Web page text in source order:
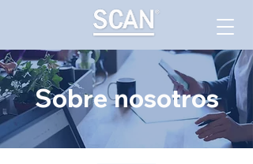
Sobre nosotros